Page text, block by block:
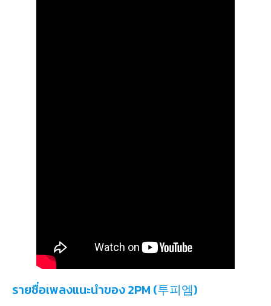
รายชื่อเพลงแนะนำของ 2PM (투피엠)